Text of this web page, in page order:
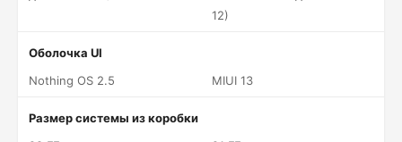
12)
Оболочка UI
Nothing OS 2.5
MIUI 13
Размер системы из коробки